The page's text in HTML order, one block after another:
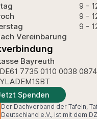
9 -
9 -
9 -
Vereinbarung
Bayreuth
DE61 7735 0110 0038
Spenden
Der Dachverband der Tafeln,
Deutschland e.V., ist mit dem